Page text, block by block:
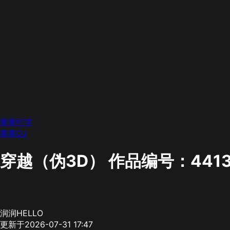
墨墨打字
墨墨OJ
穿越（伪3D）作品编号：
润润HELLO
更新于2026-07-31 17:47